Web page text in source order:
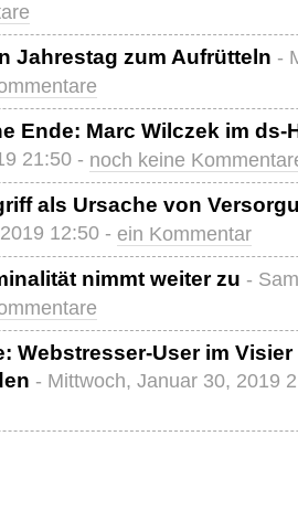
Jahrestag zum Aufrütteln -
Ende: Marc Wilczek im
21:50 - noch keine
als Ursache von
12:50 - ein Kommentar
nimmt weiter zu -
Webstresser-User im Visier
- Mittwoch, Januar 30, 2019